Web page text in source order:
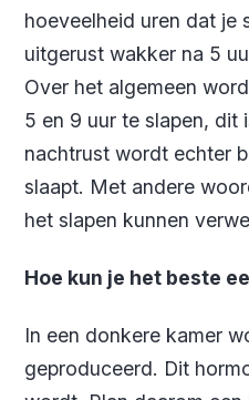
hoeveelheid uren dat je
uitgerust wakker na 5
Over het algemeen
5 en 9 uur te slapen, dit
nachtrust wordt echter
slaapt. Met andere
het slapen kunnen
Hoe kun je het beste
In een donkere kamer
geproduceerd. Dit